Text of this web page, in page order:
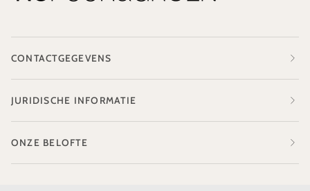
CONTACTGEGEVENS
JURIDISCHE INFORMATIE
ONZE BELOFTE